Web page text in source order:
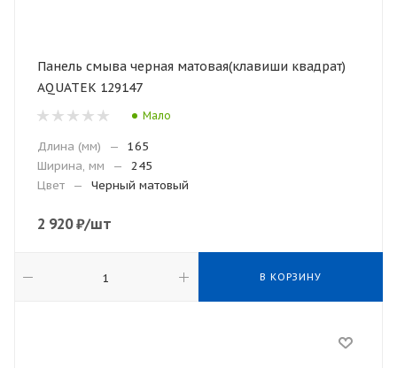
Панель смыва черная матовая(клавиши квадрат)
AQUATEK 129147
Мало
Длина (мм) —
165
Ширина, мм
—
245
Цвет
— Черный матовый
2 920₽/шт
В КОРЗИНУ